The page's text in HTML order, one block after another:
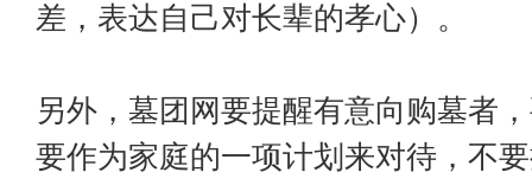
差，表达自己对长辈的孝心）。
另外，墓团网要提醒有意向购墓者
要作为家庭的一项计划来对待，不